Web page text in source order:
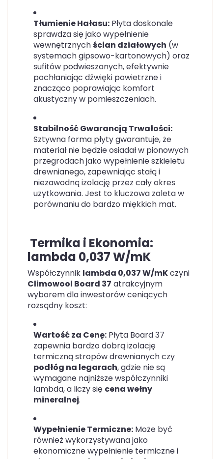
Tłumienie Hałasu: Płyta doskonale
sprawdza się jako wypełnienie
wewnętrznychścian działowych (w
systemach gipsowo-kartonowych) oraz
sufitów podwieszanych, efektywnie
pochłaniając dźwięki powietrzne i
znacząco poprawiając komfort
akustyczny w pomieszczeniach.
Stabilność Gwarancją Trwałości:
Sztywna forma płyty gwarantuje, że
materiał nie będzie osiadał w pionowych
przegrodach jako wypełnienie szkieletu
drewnianego, zapewniając stałą i
niezawodną izolację przez cały okres
użytkowania. Jest to kluczowa zaleta w
porównaniu do bardzo miękkich mat.
Termika i Ekonomia:
lambda 0,037 W/mK
Współczynnik lambda 0,037 W/mKczyni
Climowool Board 37 atrakcyjnym
wyborem dla inwestorów ceniących
rozsądny koszt:
Wartość za Cenę: Płyta Board 37
zapewnia bardzo dobrą izolację
termiczną stropów drewnianych czy
podłóg na legarach, gdzie nie są
wymagane najniższe współczynniki
lambda, a liczy się cena wełny
mineralnej.
Wypełnienie Termiczne: Może być
również wykorzystywana jako
ekonomiczne wypełnienie termiczne i